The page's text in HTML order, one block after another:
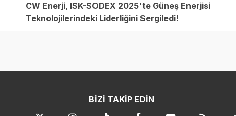
CW Enerji, ISK-SODEX 2025'te Güneş Enerjisi
Teknolojilerindeki Liderliğini Sergiledi!
BİZİ TAKİP EDİN